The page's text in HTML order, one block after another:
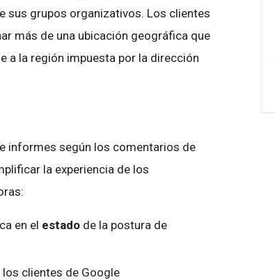
sus grupos organizativos. Los clientes
más de una ubicación geográfica que
a la región impuesta por la dirección
informes según los comentarios de
la experiencia de los
en el estado de la postura de
clientes de Google